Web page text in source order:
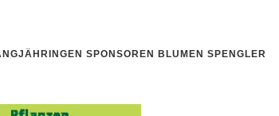
SPONSOREN
BLUMEN SPENGLER